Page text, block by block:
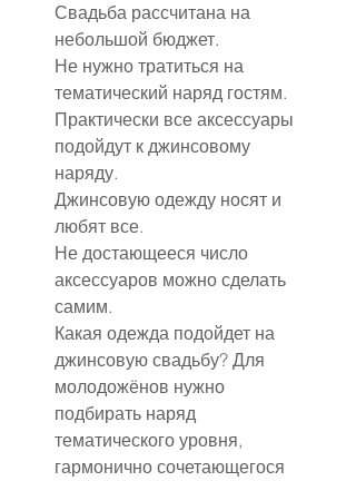
Свадьба рассчитана на
небольшой бюджет.
Не нужно тратиться на
тематический наряд гостям.
Практически все аксессуары
подойдут к джинсовому
наряду.
Джинсовую одежду носят и
любят все.
Не достающееся число
аксессуаров можно сделать
самим.
Какая одежда подойдет на
джинсовую свадьбу? Для
молодожёнов нужно
подбирать наряд
тематического уровня,
гармонично сочетающегося